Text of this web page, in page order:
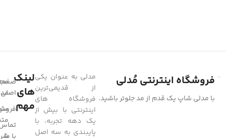
فروشگاه اینترنتی مُدلی
با مدلی شاپ یک قدم از مد جلوتر باشید.
مدلی به عنوان یکی
از قدیمی‌ترین
فروشگاه های
اینترنتی با بیش از
یک دهه تجربه، با
پایبندی به سه اصل
لینک
های
مهم
اصلی
با ما
مد